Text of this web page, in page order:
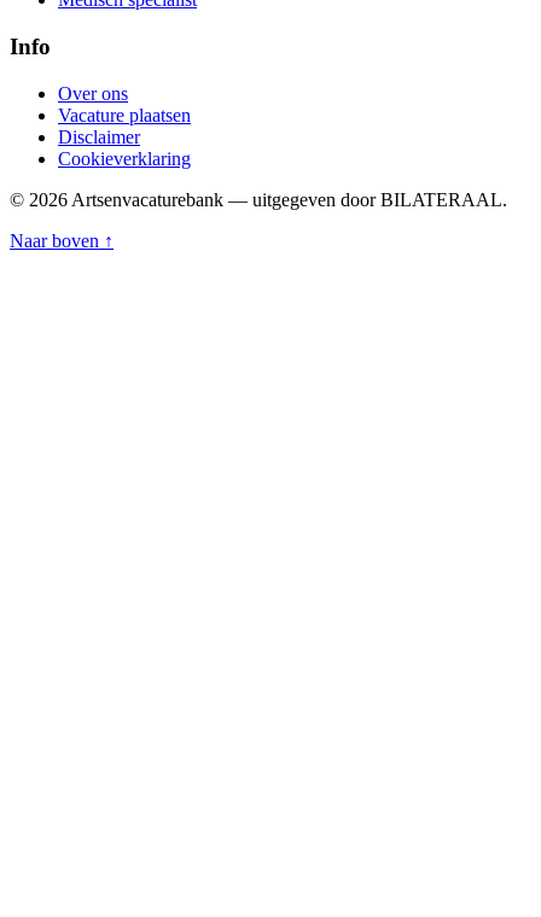
Info
Over ons
Vacature plaatsen
Disclaimer
Cookieverklaring
© 2026 Artsenvacaturebank — uitgegeven door BILATERAAL.
Naar boven ↑